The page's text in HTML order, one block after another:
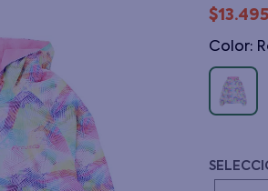
$13.495
Color:
6. polerones
7. bota agua
8. impermeable
poleras
10. pijama